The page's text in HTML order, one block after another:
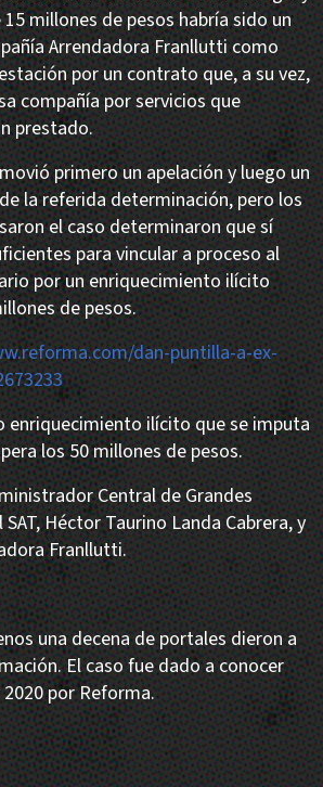
millones de pesos habría sido un
Arrendadora Franllutti como
por un contrato que, a su vez,
compañía por servicios que
prestado.
primero un apelación y luego un
la referida determinación, pero los
el caso determinaron que sí
para vincular a proceso al
por un enriquecimiento ilícito
de pesos.
dan-puntilla-a-ex-
enriquecimiento ilícito que se imputa
los 50 millones de pesos.
Central de Grandes
Héctor Taurino Landa Cabrera, y
Franllutti.
una decena de portales dieron a
El caso fue dado a conocer
por Reforma.